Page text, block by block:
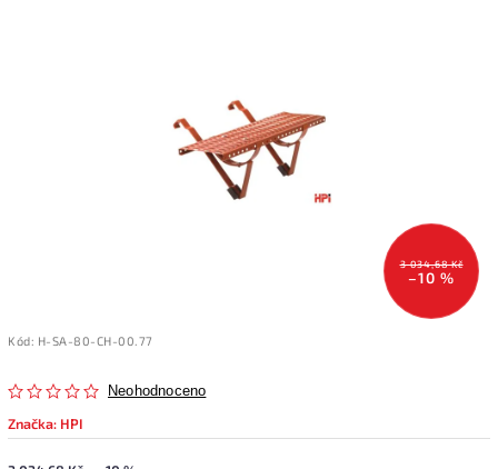
3 034,68 Kč
–10 %
Kód: H-SA-80-CH-00.77
Neohodnoceno
Značka: HPI